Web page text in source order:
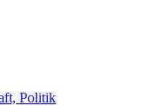
Politik